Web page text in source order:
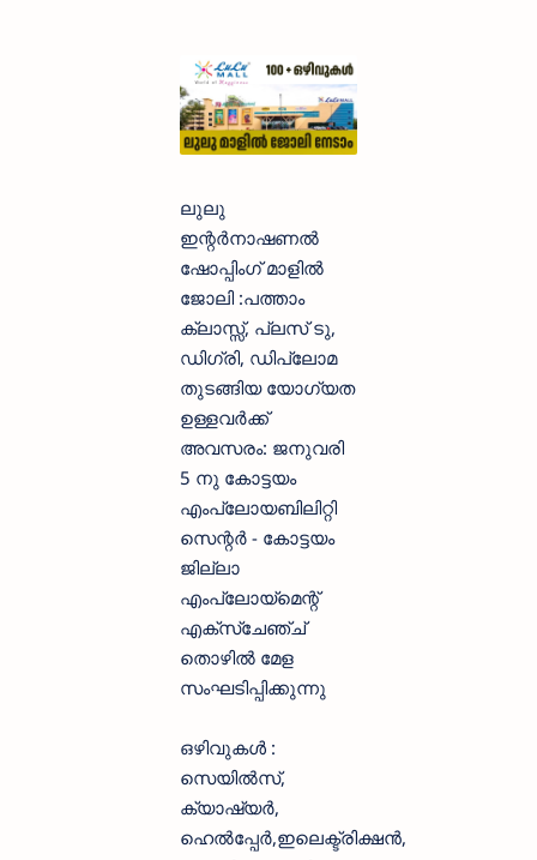
ലുലു
ഇന്റർനാഷണൽ
ഷോപ്പിംഗ് മാളിൽ
ജോലി :പത്താം
ക്ലാസ്സ്‌, പ്ലസ് ടു,
ഡിഗ്രി, ഡിപ്ലോമ
തുടങ്ങിയ യോഗ്യത
ഉള്ളവർക്ക്
അവസരം: ജനുവരി
5 നു കോട്ടയം
എംപ്ലോയബിലിറ്റി
സെന്റർ - കോട്ടയം
ജില്ലാ
എംപ്ലോയ്‌മെന്റ്
എക്സ്ചേഞ്ച്
തൊഴിൽ മേള
സംഘടിപ്പിക്കുന്നു
ഒഴിവുകൾ :
സെയിൽസ്,
ക്യാഷ്യർ,
ഹെൽപ്പേർ,ഇലെക്ട്രിക്ഷൻ,